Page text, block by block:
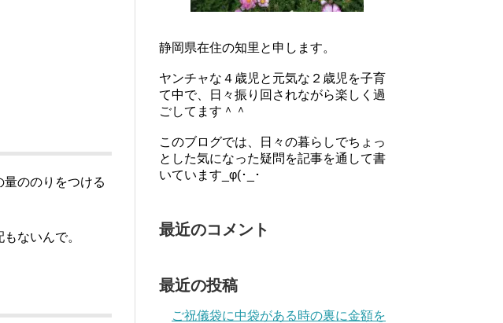
ののりをつける
ないんで。
静岡県在住の知里と申します。
ヤンチャな４歳児と元気な２歳児を子育
て中で、日々振り回されながら楽しく過
ごしてます＾＾
このブログでは、日々の暮らしでちょっ
とした気になった疑問を記事を通して書
いています_φ(･_･
最近のコメント
最近の投稿
ご祝儀袋に中袋がある時の裏に金額を